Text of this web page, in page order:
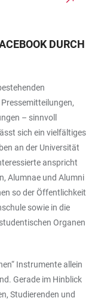
DURCH
– sinnvoll
sich ein vielfältiges
an der Universität
anspricht
Alumnae und Alumni
so der Öffentlichkeit
sowie in die
Organen
Instrumente allein
Gerade im Hinblick
Studierenden und